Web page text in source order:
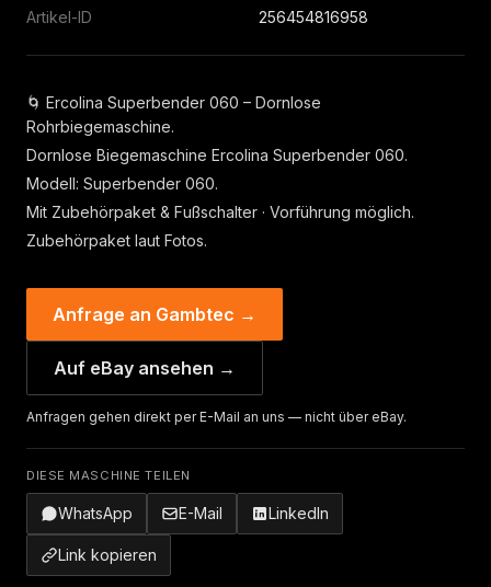
Artikel-ID
256454816958
🌀 Ercolina Superbender 060 – Dornlose
Rohrbiegemaschine.
Dornlose Biegemaschine Ercolina Superbender 060.
Modell: Superbender 060.
Mit Zubehörpaket & Fußschalter · Vorführung möglich.
Zubehörpaket laut Fotos.
Anfrage an Gambtec →
Auf eBay ansehen →
Anfragen gehen direkt per E-Mail an uns — nicht über eBay.
DIESE MASCHINE TEILEN
WhatsApp E-Mail LinkedIn
Link kopieren